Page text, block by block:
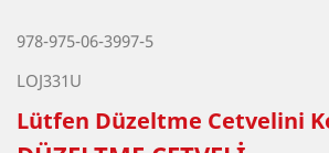
978-975-06-3997-5
LOJ331U
Lütfen Düzeltme Cetvelini